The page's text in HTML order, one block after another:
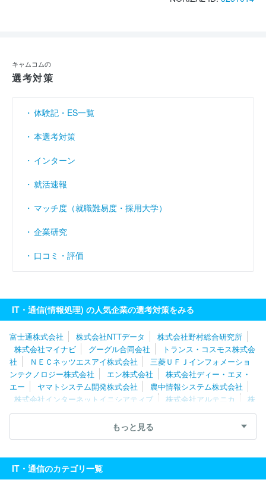
キャムコムの
選考対策
体験記・ES一覧
本選考対策
インターン
就活速報
マッチ度（就職難易度・採用大学）
企業研究
口コミ・評価
IT・通信(情報処理) の人気企業の選考対策をみる
富士通株式会社 株式会社NTTデータ
株式会社野村総合研究所
株式会社マイナビ
グーグル合同会社
トランス・コスモス株式会
社
ＮＥＣネッツエスアイ株式会社
三菱ＵＦＪインフォメーショ
ンテクノロジー株式会社
エン株式会社
株式会社ディー・エヌ・
エー
ヤマトシステム開発株式会社
農中情報システム株式会社
株式会社インターネットイニシアティブ
株式会社アルテニカ
株
式会社ＴＫＣ
株式会社ジールコミュニケーションズ
株式会社帝
株式会社コロプラ
株式会社ＪＲ東日本情報シス
テム
ネスサービス
株式会社ＣＩＪ 株式会社オプト
株式会社ＮＥＸ
ＹＺ．Ｇｒｏｕｐ
テクバン株式会社
もっと見る
IT・通信のカテゴリ一覧